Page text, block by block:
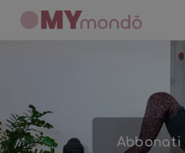
Abbonati